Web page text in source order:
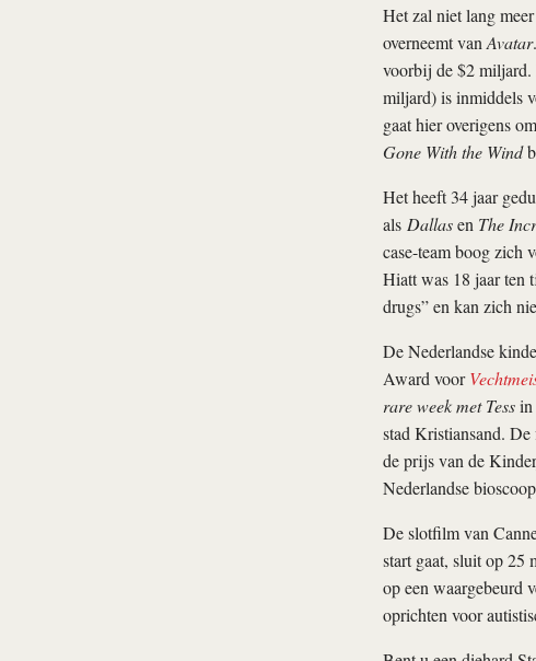
Het zal niet lang
overneemt van Avatar
voorbij de $2 miljard.
miljard) is inmiddels
gaat hier overigens
Gone With the Wind
Het heeft 34 jaar
als Dallasen The
case-team boog zich
Hiatt was 18 jaar ten
drugs” en kan zich
De Nederlandse
Award voor
rare week met Tessin
stad Kristiansand.
de prijs van de
Nederlandse
De slotfilm van
start gaat, sluit op 25
op een waargebeurd
oprichten voor